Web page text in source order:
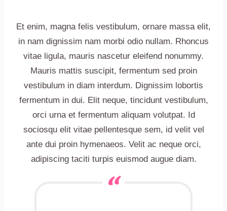
Et enim, magna felis vestibulum, ornare massa elit,
in nam dignissim nam morbi odio nullam. Rhoncus
vitae ligula, mauris nascetur eleifend nonummy.
Mauris mattis suscipit, fermentum sed proin
vestibulum in diam interdum. Dignissim lobortis
fermentum in dui. Elit neque, tincidunt vestibulum,
orci urna et fermentum aliquam volutpat. Id
sociosqu elit vitae pellentesque sem, id velit vel
ante dui proin hymenaeos. Velit ac neque orci,
adipiscing taciti turpis euismod augue diam.